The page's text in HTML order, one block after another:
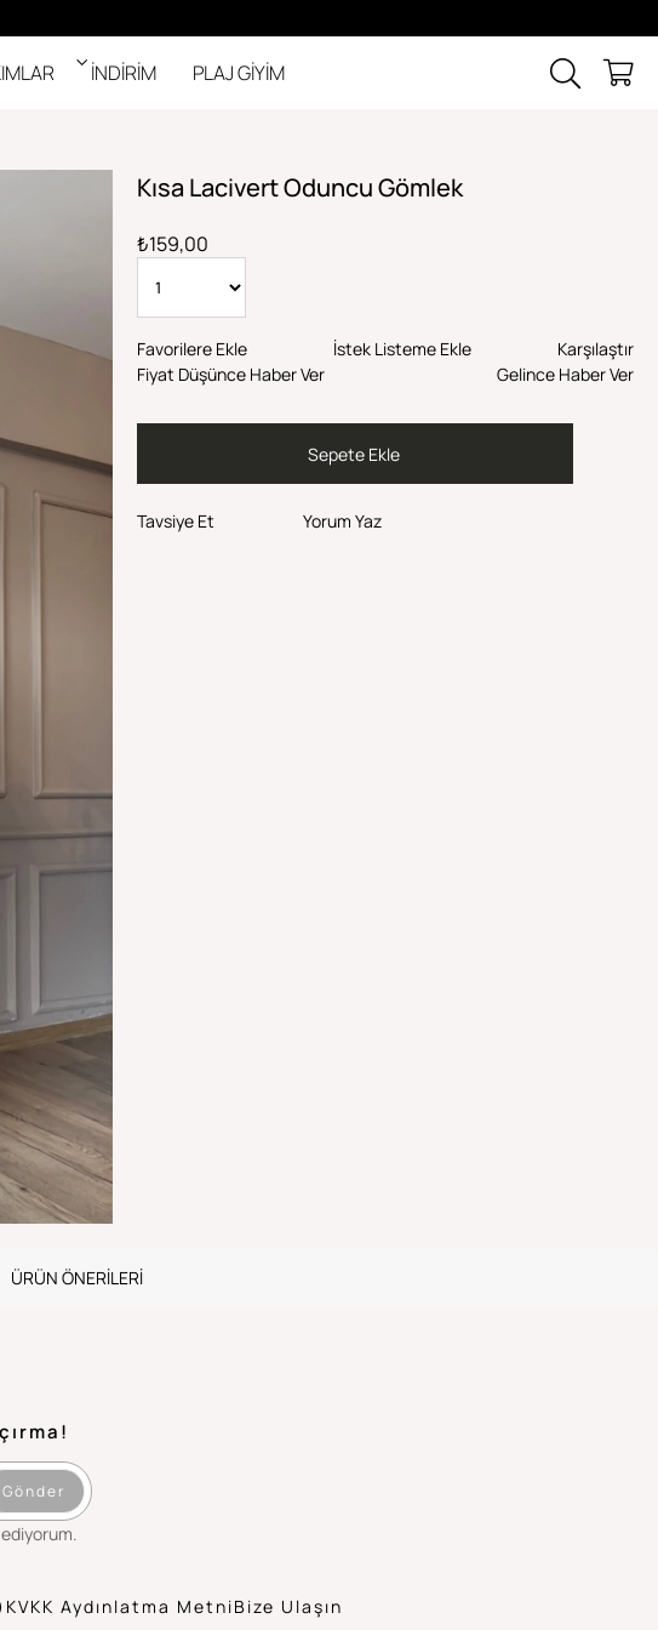
İNDİRİM PLAJ GİYİM
Kısa Lacivert Oduncu Gömlek
₺159,00
Favorilere Ekle İstek Listeme Ekle
Karşılaştır
Fiyat Düşünce Haber Ver
Gelince Haber Ver
Tavsiye Et Yorum Yaz
ÜRÜN ÖNERILERI
Gönder
ediyorum.
KVKK Aydınlatma MetniBize Ulaşın